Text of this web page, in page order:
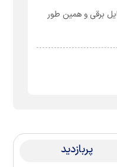
برقی و همین طور
پربازدید